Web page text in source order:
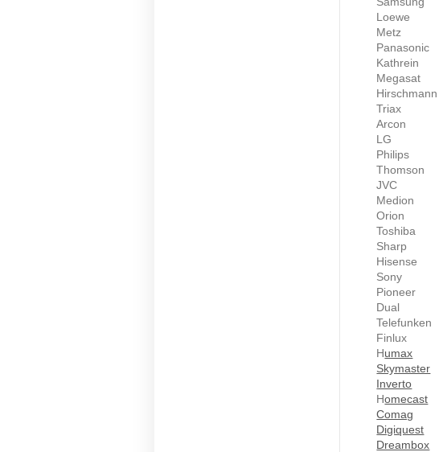
Loewe
Metz
Panasonic
Kathrein
Megasat
Hirschmann
Triax
Arcon
LG
Philips
Thomson
JVC
Medion
Orion
Toshiba
Sharp
Hisense
Sony
Pioneer
Dual
Telefunken
Finlux
Humax
Skymaster
Inverto
Homecast
Comag
Digiquest
Dreambox